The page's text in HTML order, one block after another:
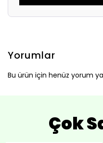
Yorumlar
Bu ürün için henüz yorum
Çok